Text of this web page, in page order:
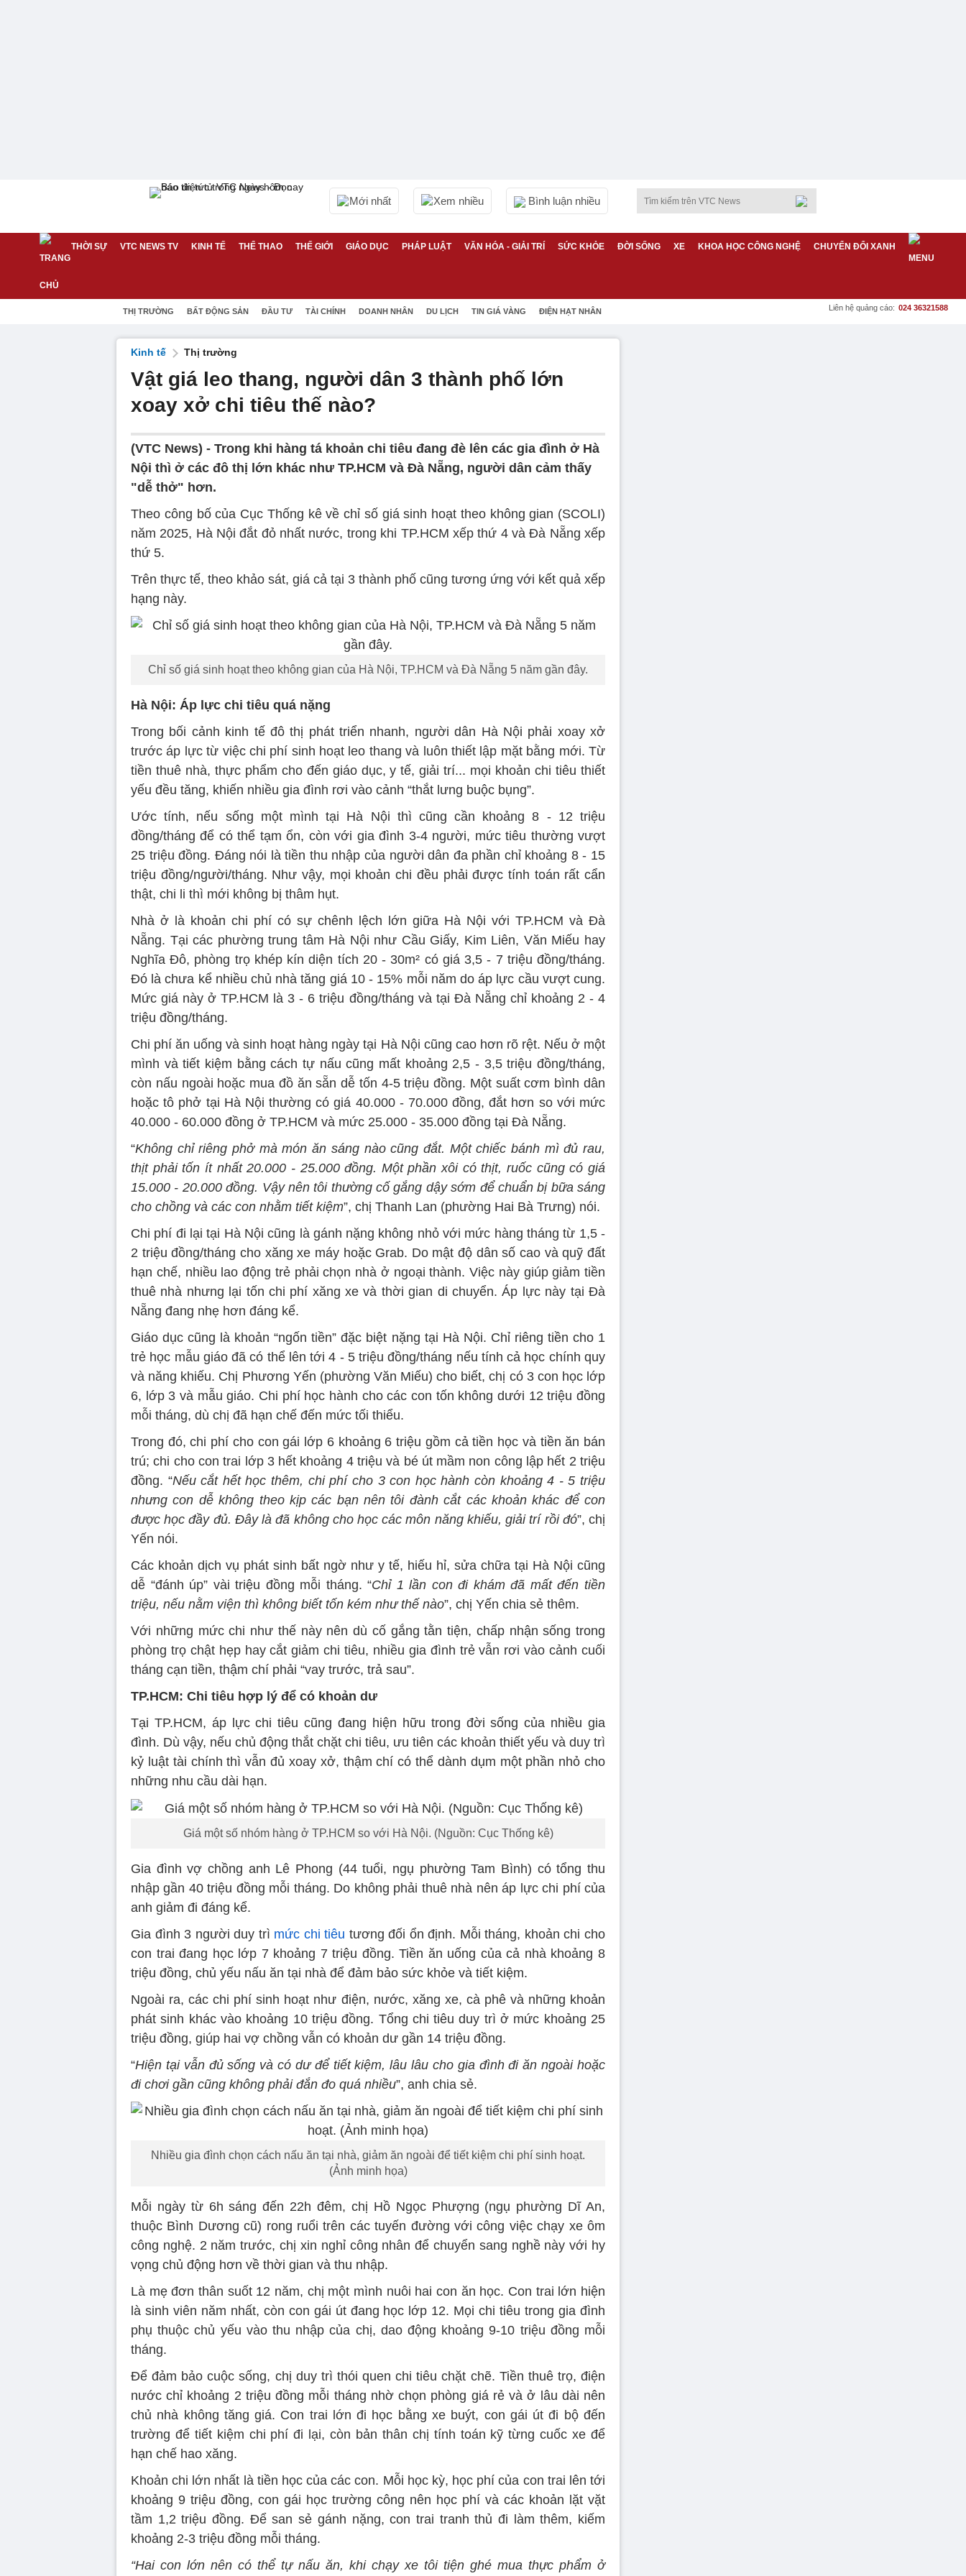
Mới nhất Xem nhiều Bình luận nhiều
THỜI SỰ VTC NEWS TV KINH TẾ THỂ THAO THẾ GIỚI GIÁO DỤC PHÁP LUẬT VĂN HÓA - GIẢI TRÍ SỨC KHỎE ĐỜI SỐNG XE KHOA HỌC CÔNG NGHỆ CHUYỂN ĐỔI XANH
THỊ TRƯỜNG BẤT ĐỘNG SẢN ĐẦU TƯ TÀI CHÍNH DOANH NHÂN DU LỊCH TIN GIÁ VÀNG ĐIỆN HẠT NHÂN Liên hệ quảng cáo: 024 36321588
Kinh tế Thị trường
Vật giá leo thang, người dân 3 thành phố lớn
xoay xở chi tiêu thế nào?
(VTC News) - Trong khi hàng tá khoản chi tiêu đang đè lên các gia đình ở Hà
Nội thì ở các đô thị lớn khác như TP.HCM và Đà Nẵng, người dân cảm thấy
"dễ thở" hơn.
Theo công bố của Cục Thống kê về chỉ số giá sinh hoạt theo không gian (SCOLI)
năm 2025, Hà Nội đắt đỏ nhất nước, trong khi TP.HCM xếp thứ 4 và Đà Nẵng xếp
thứ 5.
Trên thực tế, theo khảo sát, giá cả tại 3 thành phố cũng tương ứng với kết quả xếp
hạng này.
Chỉ số giá sinh hoạt theo không gian của Hà Nội, TP.HCM và Đà Nẵng 5 năm gần đây.
Hà Nội: Áp lực chi tiêu quá nặng
Trong bối cảnh kinh tế đô thị phát triển nhanh, người dân Hà Nội phải xoay xở
trước áp lực từ việc chi phí sinh hoạt leo thang và luôn thiết lập mặt bằng mới. Từ
tiền thuê nhà, thực phẩm cho đến giáo dục, y tế, giải trí... mọi khoản chi tiêu thiết
yếu đều tăng, khiến nhiều gia đình rơi vào cảnh “thắt lưng buộc bụng”.
Ước tính, nếu sống một mình tại Hà Nội thì cũng cần khoảng 8 - 12 triệu
đồng/tháng để có thể tạm ổn, còn với gia đình 3-4 người, mức tiêu thường vượt
25 triệu đồng. Đáng nói là tiền thu nhập của người dân đa phần chỉ khoảng 8 - 15
triệu đồng/người/tháng. Như vậy, mọi khoản chi đều phải được tính toán rất cẩn
thật, chi li thì mới không bị thâm hụt.
Nhà ở là khoản chi phí có sự chênh lệch lớn giữa Hà Nội với TP.HCM và Đà
Nẵng. Tại các phường trung tâm Hà Nội như Cầu Giấy, Kim Liên, Văn Miếu hay
Nghĩa Đô, phòng trọ khép kín diện tích 20 - 30m² có giá 3,5 - 7 triệu đồng/tháng.
Đó là chưa kể nhiều chủ nhà tăng giá 10 - 15% mỗi năm do áp lực cầu vượt cung.
Mức giá này ở TP.HCM là 3 - 6 triệu đồng/tháng và tại Đà Nẵng chỉ khoảng 2 - 4
triệu đồng/tháng.
Chi phí ăn uống và sinh hoạt hàng ngày tại Hà Nội cũng cao hơn rõ rệt. Nếu ở một
mình và tiết kiệm bằng cách tự nấu cũng mất khoảng 2,5 - 3,5 triệu đồng/tháng,
còn nấu ngoài hoặc mua đồ ăn sẵn dễ tốn 4-5 triệu đồng. Một suất cơm bình dân
hoặc tô phở tại Hà Nội thường có giá 40.000 - 70.000 đồng, đắt hơn so với mức
40.000 - 60.000 đồng ở TP.HCM và mức 25.000 - 35.000 đồng tại Đà Nẵng.
“Không chỉ riêng phở mà món ăn sáng nào cũng đắt. Một chiếc bánh mì đủ rau,
thịt phải tốn ít nhất 20.000 - 25.000 đồng. Một phần xôi có thịt, ruốc cũng có giá
15.000 - 20.000 đồng. Vậy nên tôi thường cố gắng dậy sớm để chuẩn bị bữa sáng
cho chồng và các con nhằm tiết kiệm”, chị Thanh Lan (phường Hai Bà Trưng) nói.
Chi phí đi lại tại Hà Nội cũng là gánh nặng không nhỏ với mức hàng tháng từ 1,5 -
2 triệu đồng/tháng cho xăng xe máy hoặc Grab. Do mật độ dân số cao và quỹ đất
hạn chế, nhiều lao động trẻ phải chọn nhà ở ngoại thành. Việc này giúp giảm tiền
thuê nhà nhưng lại tốn chi phí xăng xe và thời gian di chuyển. Áp lực này tại Đà
Nẵng đang nhẹ hơn đáng kể.
Giáo dục cũng là khoản “ngốn tiền” đặc biệt nặng tại Hà Nội. Chỉ riêng tiền cho 1
trẻ học mẫu giáo đã có thể lên tới 4 - 5 triệu đồng/tháng nếu tính cả học chính quy
và năng khiếu. Chị Phương Yến (phường Văn Miếu) cho biết, chị có 3 con học lớp
6, lớp 3 và mẫu giáo. Chi phí học hành cho các con tốn không dưới 12 triệu đồng
mỗi tháng, dù chị đã hạn chế đến mức tối thiểu.
Trong đó, chi phí cho con gái lớp 6 khoảng 6 triệu gồm cả tiền học và tiền ăn bán
trú; chi cho con trai lớp 3 hết khoảng 4 triệu và bé út mầm non công lập hết 2 triệu
đồng. “Nếu cắt hết học thêm, chi phí cho 3 con học hành còn khoảng 4 - 5 triệu
nhưng con dễ không theo kịp các bạn nên tôi đành cắt các khoản khác để con
được học đầy đủ. Đây là đã không cho học các môn năng khiếu, giải trí rồi đó”, chị
Yến nói.
Các khoản dịch vụ phát sinh bất ngờ như y tế, hiếu hỉ, sửa chữa tại Hà Nội cũng
dễ “đánh úp” vài triệu đồng mỗi tháng. “Chỉ 1 lần con đi khám đã mất đến tiền
triệu, nếu nằm viện thì không biết tốn kém như thế nào”, chị Yến chia sẻ thêm.
Với những mức chi như thế này nên dù cố gắng tằn tiện, chấp nhận sống trong
phòng trọ chật hẹp hay cắt giảm chi tiêu, nhiều gia đình trẻ vẫn rơi vào cảnh cuối
tháng cạn tiền, thậm chí phải “vay trước, trả sau”.
TP.HCM: Chi tiêu hợp lý để có khoản dư
Tại TP.HCM, áp lực chi tiêu cũng đang hiện hữu trong đời sống của nhiều gia
đình. Dù vậy, nếu chủ động thắt chặt chi tiêu, ưu tiên các khoản thiết yếu và duy trì
kỷ luật tài chính thì vẫn đủ xoay xở, thậm chí có thể dành dụm một phần nhỏ cho
những nhu cầu dài hạn.
Giá một số nhóm hàng ở TP.HCM so với Hà Nội. (Nguồn: Cục Thống kê)
Gia đình vợ chồng anh Lê Phong (44 tuổi, ngụ phường Tam Bình) có tổng thu
nhập gần 40 triệu đồng mỗi tháng. Do không phải thuê nhà nên áp lực chi phí của
anh giảm đi đáng kể.
Gia đình 3 người duy trì mức chi tiêu tương đối ổn định. Mỗi tháng, khoản chi cho
con trai đang học lớp 7 khoảng 7 triệu đồng. Tiền ăn uống của cả nhà khoảng 8
triệu đồng, chủ yếu nấu ăn tại nhà để đảm bảo sức khỏe và tiết kiệm.
Ngoài ra, các chi phí sinh hoạt như điện, nước, xăng xe, cà phê và những khoản
phát sinh khác vào khoảng 10 triệu đồng. Tổng chi tiêu duy trì ở mức khoảng 25
triệu đồng, giúp hai vợ chồng vẫn có khoản dư gần 14 triệu đồng.
“Hiện tại vẫn đủ sống và có dư để tiết kiệm, lâu lâu cho gia đình đi ăn ngoài hoặc
đi chơi gần cũng không phải đắn đo quá nhiều”, anh chia sẻ.
Nhiều gia đình chọn cách nấu ăn tại nhà, giảm ăn ngoài để tiết kiệm chi phí sinh hoạt.
(Ảnh minh họa)
Mỗi ngày từ 6h sáng đến 22h đêm, chị Hồ Ngọc Phượng (ngụ phường Dĩ An,
thuộc Bình Dương cũ) rong ruổi trên các tuyến đường với công việc chạy xe ôm
công nghệ. 2 năm trước, chị xin nghỉ công nhân để chuyển sang nghề này với hy
vọng chủ động hơn về thời gian và thu nhập.
Là mẹ đơn thân suốt 12 năm, chị một mình nuôi hai con ăn học. Con trai lớn hiện
là sinh viên năm nhất, còn con gái út đang học lớp 12. Mọi chi tiêu trong gia đình
phụ thuộc chủ yếu vào thu nhập của chị, dao động khoảng 9-10 triệu đồng mỗi
tháng.
Để đảm bảo cuộc sống, chị duy trì thói quen chi tiêu chặt chẽ. Tiền thuê trọ, điện
nước chỉ khoảng 2 triệu đồng mỗi tháng nhờ chọn phòng giá rẻ và ở lâu dài nên
chủ nhà không tăng giá. Con trai lớn đi học bằng xe buýt, con gái út đi bộ đến
trường để tiết kiệm chi phí đi lại, còn bản thân chị tính toán kỹ từng cuốc xe để
hạn chế hao xăng.
Khoản chi lớn nhất là tiền học của các con. Mỗi học kỳ, học phí của con trai lên tới
khoảng 9 triệu đồng, con gái học trường công nên học phí và các khoản lặt vặt
tầm 1,2 triệu đồng. Để san sẻ gánh nặng, con trai tranh thủ đi làm thêm, kiếm
khoảng 2-3 triệu đồng mỗi tháng.
“Hai con lớn nên có thể tự nấu ăn, khi chạy xe tôi tiện ghé mua thực phẩm ở